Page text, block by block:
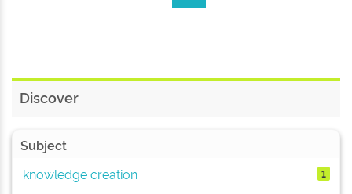
Discover
Subject
knowledge creation
1